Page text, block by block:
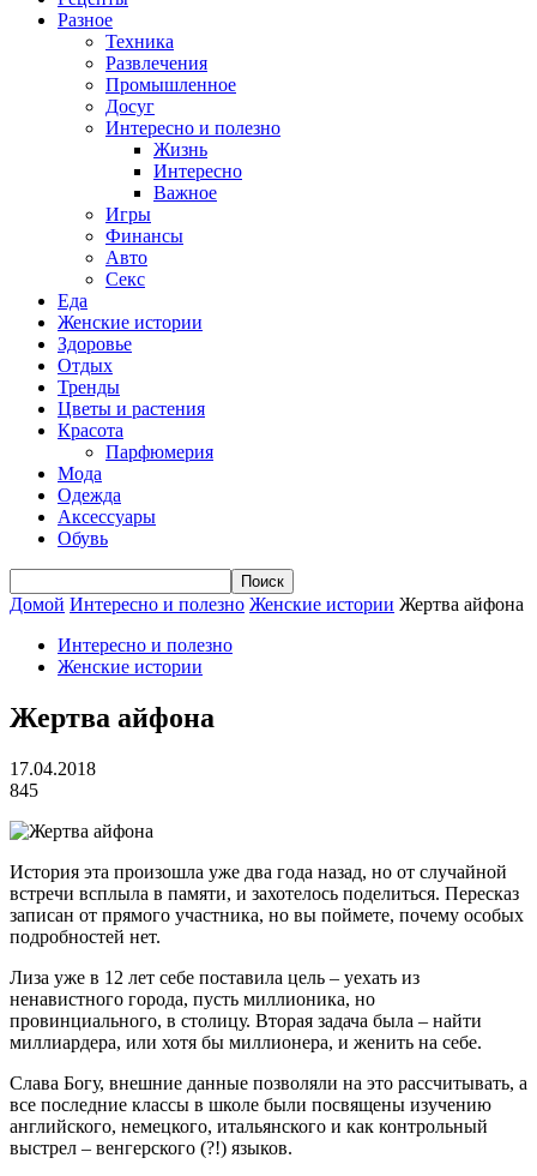
Разное
Техника
Развлечения
Промышленное
Досуг
Интересно и полезно
Жизнь
Интересно
Важное
Игры
Финансы
Авто
Секс
Еда
Женские истории
Здоровье
Отдых
Тренды
Цветы и растения
Красота
Парфюмерия
Мода
Одежда
Аксессуары
Обувь
Домой Интересно и полезно Женские истории Жертва айфона
Интересно и полезно
Женские истории
Жертва айфона
17.04.2018
845
История эта произошла уже два года назад, но от случайной
встречи всплыла в памяти, и захотелось поделиться. Пересказ
записан от прямого участника, но вы поймете, почему особых
подробностей нет.
Лиза уже в 12 лет себе поставила цель – уехать из
ненавистного города, пусть миллионика, но
провинциального, в столицу. Вторая задача была – найти
миллиардера, или хотя бы миллионера, и женить на себе.
Слава Богу, внешние данные позволяли на это рассчитывать, а
все последние классы в школе были посвящены изучению
английского, немецкого, итальянского и как контрольный
выстрел – венгерского (?!) языков.